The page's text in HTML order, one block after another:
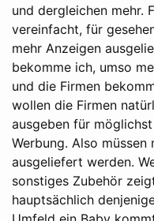
und dergleichen mehr.
vereinfacht, für
mehr Anzeigen
bekomme ich, umso
und die Firmen
wollen die Firmen
ausgeben für
Werbung. Also müssen
ausgeliefert werden.
sonstiges Zubehör
hauptsächlich